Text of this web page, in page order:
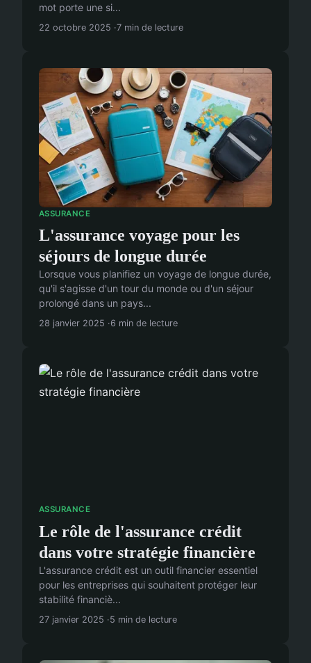
mot porte une si...
22 octobre 2025 7 min de lecture
ASSURANCE
L'assurance voyage pour les
séjours de longue durée
Lorsque vous planifiez un voyage de longue durée,
qu'il s'agisse d'un tour du monde ou d'un séjour
prolongé dans un pays...
28 janvier 2025 6 min de lecture
ASSURANCE
Le rôle de l'assurance crédit
dans votre stratégie financière
L'assurance crédit est un outil financier essentiel
pour les entreprises qui souhaitent protéger leur
stabilité financiè...
27 janvier 2025 5 min de lecture